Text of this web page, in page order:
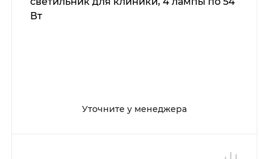
Вт
Уточните у менеджера